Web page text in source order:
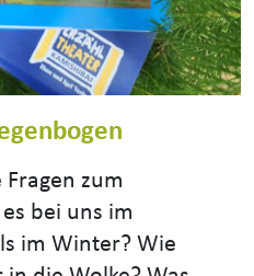
zum
bei uns im
im Winter? Wie